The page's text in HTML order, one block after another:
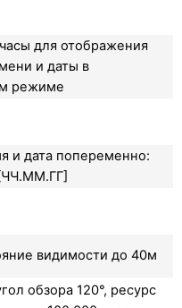
для отображения
и даты в
режиме
и дата попеременно:
видимости до 40м
обзора 120°, ресурс